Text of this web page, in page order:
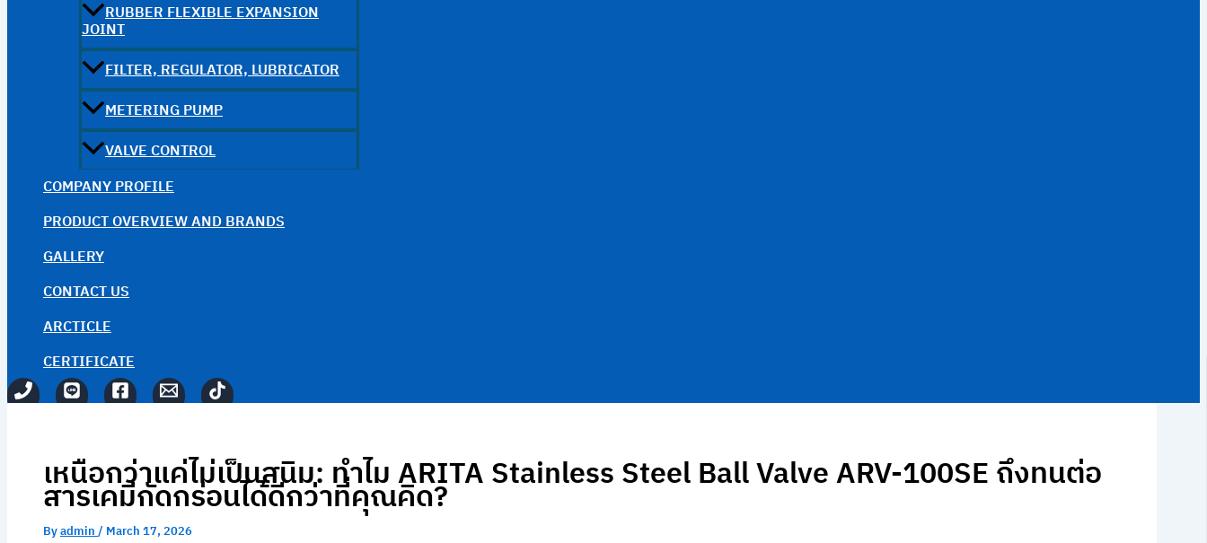
RUBBER FLEXIBLE EXPANSION
JOINT
FILTER, REGULATOR, LUBRICATOR
METERING PUMP
VALVE CONTROL
COMPANY PROFILE
PRODUCT OVERVIEW AND BRANDS
GALLERY
CONTACT US
ARCTICLE
CERTIFICATE
เหนือกว่าแค่ไม่เป็นสนิม: ทำไม ARITA Stainless Steel Ball Valve ARV-100SE ถึงทนต่อ
สารเคมีกัดกร่อนได้ดีกว่าที่คุณคิด?
Byadmin/ March 17, 2026